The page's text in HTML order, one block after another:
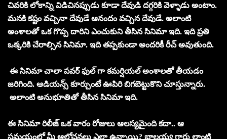
చివరికి లోకాన్ని విడిచినప్పుడు కూడా దేవుడి దగ్గరికి వెళ్ళాడు అంటాం.
మనకి కష్టం వచ్చినా దేవుడే ఆనందం వచ్చిన దేవుడే. అలాంటి
అంశాలతో ఒక గొప్ప దారిని ఎంచుకుని తీసిన సినిమా ఇది. ఇది ప్రతి
ఒక్కరికి చేరాల్సిన సినిమా. ఇది తప్పకుండా అందరికీ రీచ్ అవుతుంది.
ఈ సినిమా చాలా పవర్ ఫుల్ గా కమర్షియల్ అంశాలతో తీయడం
జరిగింది. ఆడియన్స్ కూర్చుంటే ఊపిరి బిగబెట్టుకొని చూస్తున్నారు.
అలాంటి అనుభూతితో తీసిన సినిమా ఇది.
ఈ సినిమా రిలీజ్ ఒక వారం రోజులు ఆలస్యమైంది కదా.. ఆ
సమయంలో మీ ఆలోచనలు ఎలా ఉన్నాయి? బాలయ్య గారు లాంటి